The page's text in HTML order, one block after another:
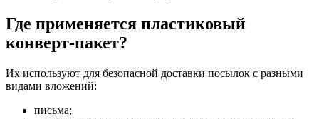
Где применяется пластиковый
конверт-пакет?
Их используют для безопасной доставки посылок с разными
видами вложений:
письма;